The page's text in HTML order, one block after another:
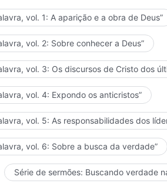
das montanhas, rios e lagos,
o que é necessário para todas as
as coisas além da humanidade.
descansará, e não poderá ser
ser acrescida ou reduzida por
e, portanto, a autoridade do
por nenhum ser não
possuem o poder de Deus, muito
o poder e a autoridade de Deus é
mensageiros e anjos de Deus,
Deus. Embora possuam certo
a autoridade de Deus para
vol. 1: A aparição e a obra de Deus”
vol. 2: Sobre conhecer a Deus”
vol. 3: Os discursos de Cristo dos
vol. 4: Expondo os anticristos”
vol. 5: As responsabilidades dos
vol. 6: Sobre a busca da verdade”
Série de sermões: Buscando verdade